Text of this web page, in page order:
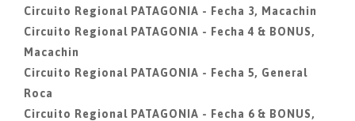
Circuito Regional PATAGONIA - Fecha 3, Macachin
Circuito Regional PATAGONIA - Fecha 4 & BONUS,
Macachin
Circuito Regional PATAGONIA - Fecha 5, General
Roca
Circuito Regional PATAGONIA - Fecha 6 & BONUS,